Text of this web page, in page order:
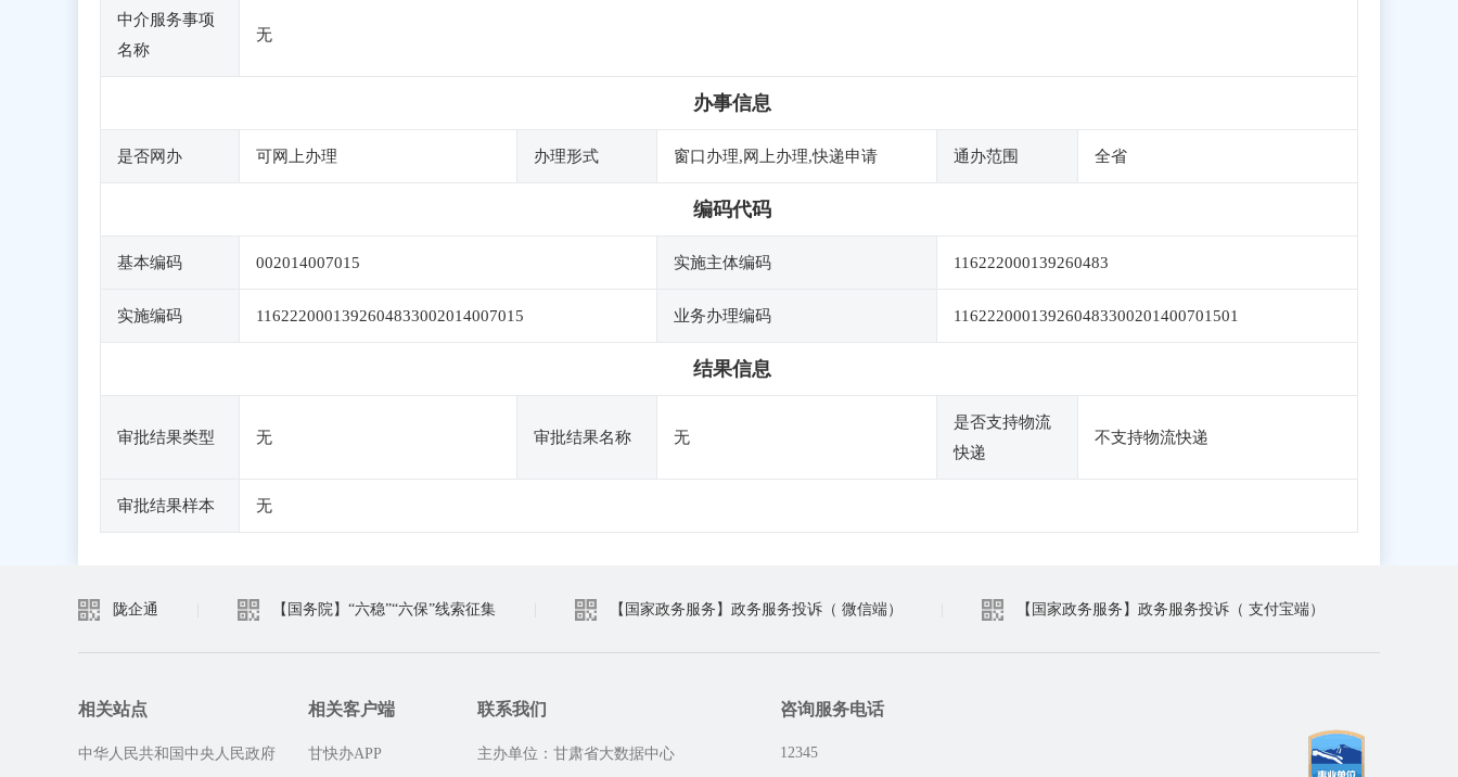
中介服务事项
名称
无
办事信息
是否网办 可网上办理 办理形式 窗口办理,网上办理,快递申请 通办范围 全省
编码代码
基本编码 002014007015 实施主体编码 116222000139260483
实施编码 1162220001392604833002014007015 业务办理编码 116222000139260483300201400701501
结果信息
审批结果类型 无 审批结果名称 无
是否支持物流
快递
不支持物流快递
审批结果样本 无
陇企通 【国务院】“六稳”“六保”线索征集 【国家政务服务】政务服务投诉（ 微信端） 【国家政务服务】政务服务投诉（ 支付宝端）
相关站点
中华人民共和国中央人民政府
相关客户端
甘快办APP
联系我们
主办单位：甘肃省大数据中心
咨询服务电话
12345